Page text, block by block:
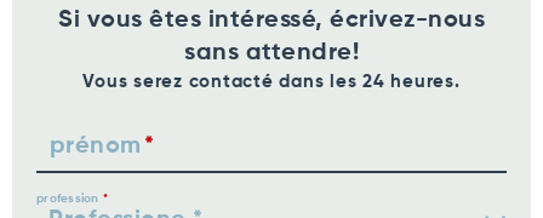
Si vous êtes intéressé, écrivez-nous
sans attendre!
Vous serez contacté dans les 24 heures.
prénom
profession